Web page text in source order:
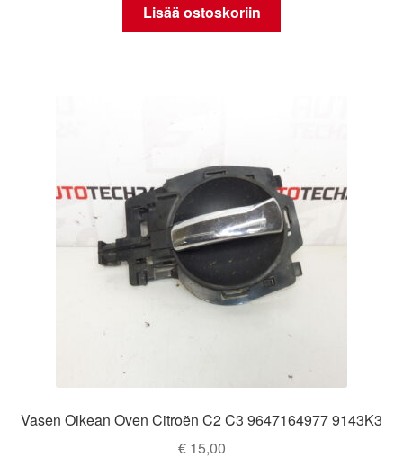
Lisää ostoskoriin
Vasen Oikean Oven Citroën C2 C3 9647164977 9143K3
€15,00